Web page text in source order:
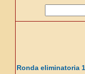
Ronda eliminatoria 1